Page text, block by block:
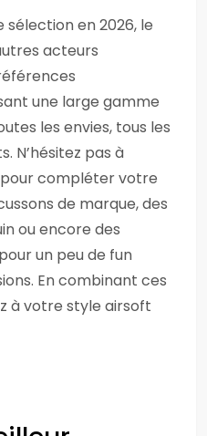
en 2026, le
acteurs
une large gamme
les envies, tous les
N’hésitez pas à
compléter votre
de marque, des
ou encore des
un peu de fun
En combinant ces
à votre style airsoft